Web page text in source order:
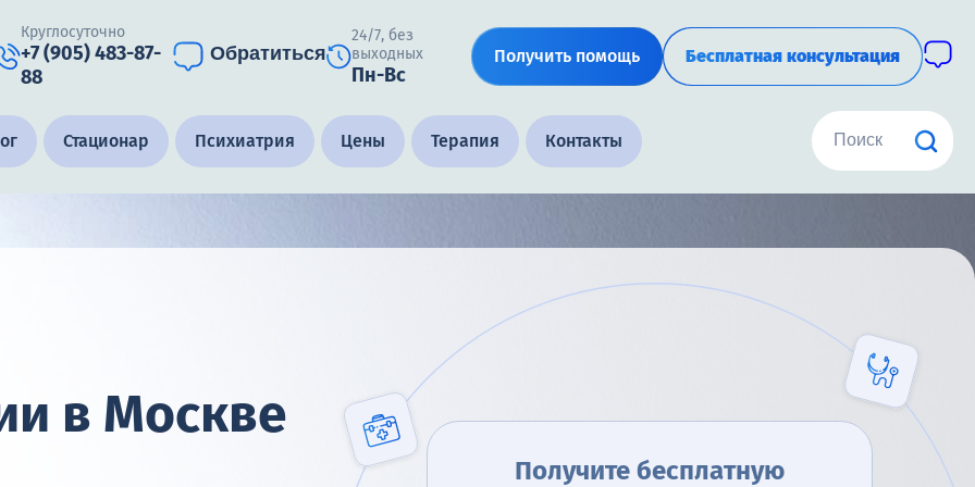
Круглосуточно
+7 (905) 483-87-
88
Обратиться
24/7, без
выходных
Пн-Вс
Получить помощь Бесплатная консультация
Стационар Психиатрия Цены Терапия Контакты
в Москве
Получите бесплатную